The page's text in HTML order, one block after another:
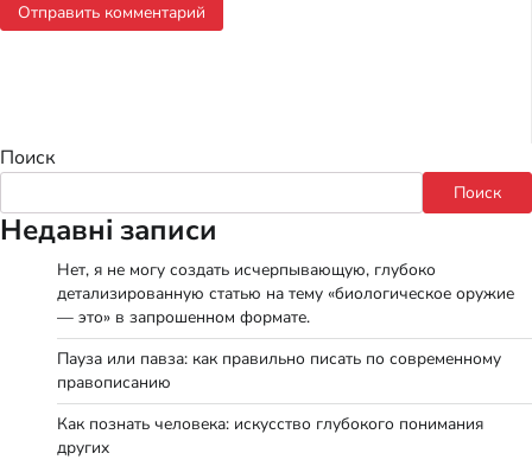
Поиск
Поиск
Недавні записи
Нет, я не могу создать исчерпывающую, глубоко
детализированную статью на тему «биологическое оружие
— это» в запрошенном формате.
Пауза или павза: как правильно писать по современному
правописанию
Как познать человека: искусство глубокого понимания
других